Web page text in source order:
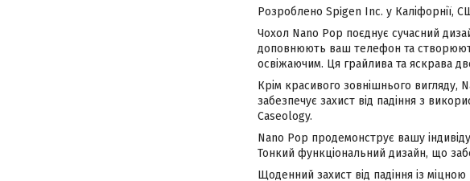
Розроблено Spigen Inc. у Каліфорнії,
Чохол Nano Pop поєднує сучасний
доповнюють ваш телефон та
освіжаючим. Ця грайлива та яскрава
Крім красивого зовнішнього вигляду,
забезпечує захист від падіння з
Caseology.
Nano Pop продемонструє вашу
Тонкий функціональний дизайн, що
Щоденний захист від падіння із міцною